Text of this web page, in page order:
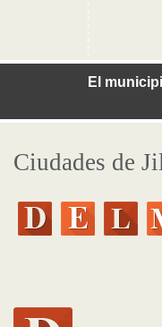
El
Ciudades de